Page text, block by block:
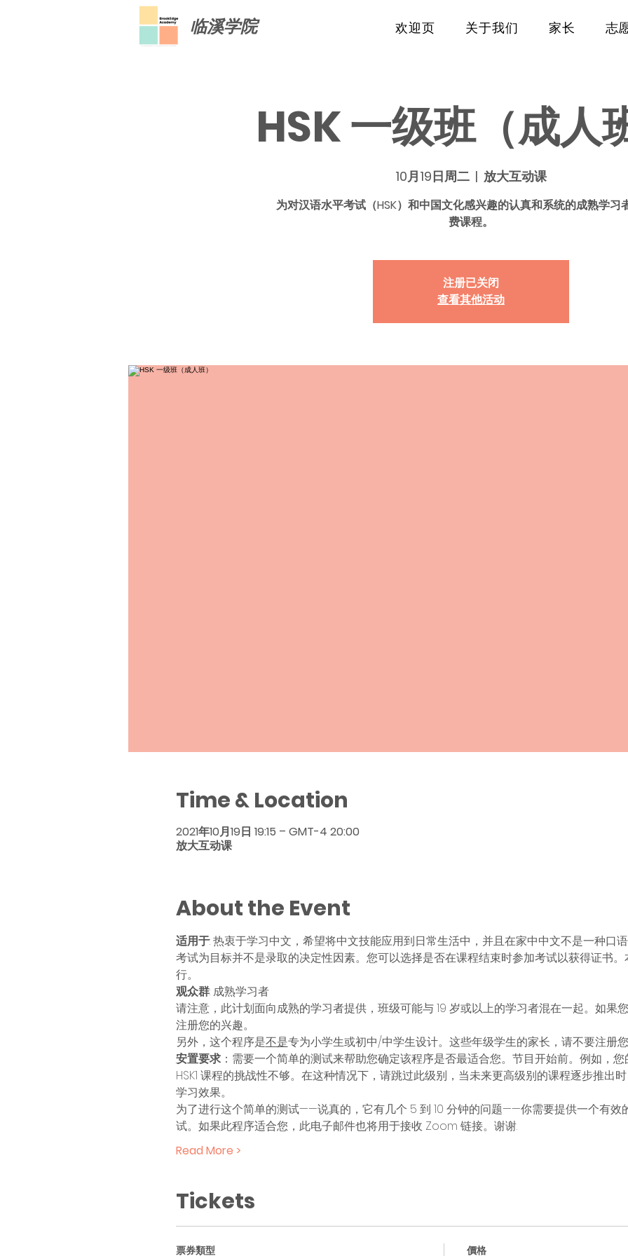
临溪学院 欢迎页 关于我们 家长 志
HSK 一级班（成人
10月19日周二
  |
放大互动课
为对汉语水平考试（HSK）和中国文化感兴趣的认真和系统的成熟学习
费课程。
注册已关闭
查看其他活动
Time & Location
2021年10月19日 19:15 – GMT-4 20:00
放大互动课
About the Event
适用于: 热衷于学习中文，希望将中文技能应用到日常生活中，并且在家中中文不是一种口
考试为目标并不是录取的决定性因素。您可以选择是否在课程结束时参加考试以获得证书。
行。
观众群: 成熟学习者
请注意，此计划面向成熟的学习者提供，班级可能与 19 岁或以上的学习者混在一起。如果
注册您的兴趣。
另外，这个程序是不是专为小学生或初中/中学生设计。这些年级学生的家长，请不要注册
安置要求：需要一个简单的测试来帮助您确定该程序是否最适合您。节目开始前。例如，
HSK1 课程的挑战性不够。在这种情况下，请跳过此级别，当未来更高级别的课程逐步推出
学习效果。
为了进行这个简单的测试——说真的，它有几个 5 到 10 分钟的问题——你需要提供一个有效
试。如果此程序适合您，此电子邮件也将用于接收 Zoom 链接。谢谢.
Read More >
Tickets
票券類型 價格